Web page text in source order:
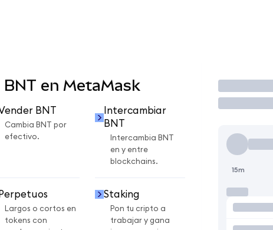
en MetaMask
BNT
Cambia BNT por
efectivo.
Intercambiar
BNT
Intercambia BNT
en y entre
blockchains.
Perpetuos
Largos o cortos en
tokens con
Staking
Pon tu cripto a
trabajar y gana
Operar
15m